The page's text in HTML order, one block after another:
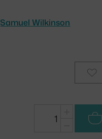
Samuel Wilkinson